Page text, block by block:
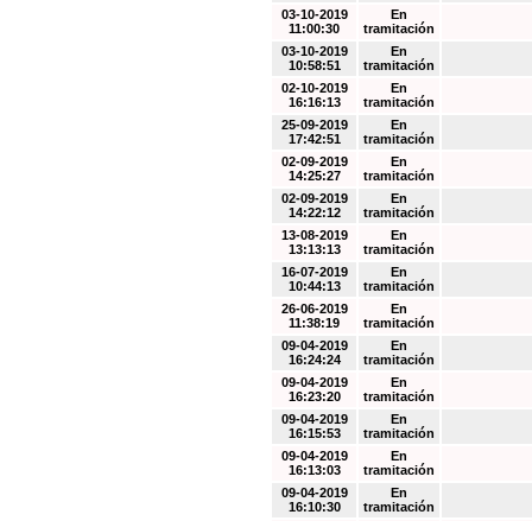
03-10-2019
11:00:30
En
tramitación
03-10-2019
10:58:51
En
tramitación
02-10-2019
16:16:13
En
tramitación
25-09-2019
17:42:51
En
tramitación
02-09-2019
14:25:27
En
tramitación
02-09-2019
14:22:12
En
tramitación
13-08-2019
13:13:13
En
tramitación
16-07-2019
10:44:13
En
tramitación
26-06-2019
11:38:19
En
tramitación
09-04-2019
16:24:24
En
tramitación
09-04-2019
16:23:20
En
tramitación
09-04-2019
16:15:53
En
tramitación
09-04-2019
16:13:03
En
tramitación
09-04-2019
16:10:30
En
tramitación